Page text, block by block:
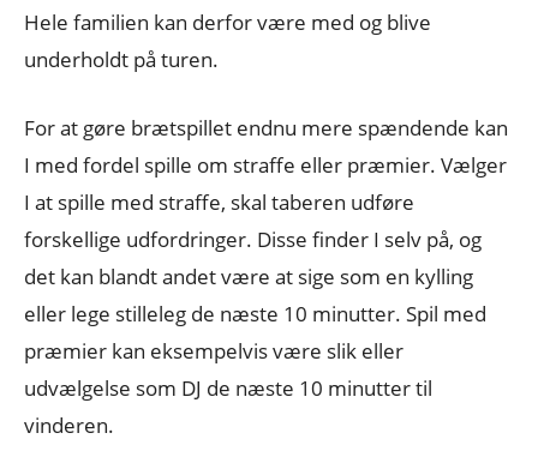
Hele familien kan derfor være med og blive
underholdt på turen.
For at gøre brætspillet endnu mere spændende kan
I med fordel spille om straffe eller præmier. Vælger
I at spille med straffe, skal taberen udføre
forskellige udfordringer. Disse finder I selv på, og
det kan blandt andet være at sige som en kylling
eller lege stilleleg de næste 10 minutter. Spil med
præmier kan eksempelvis være slik eller
udvælgelse som DJ de næste 10 minutter til
vinderen.